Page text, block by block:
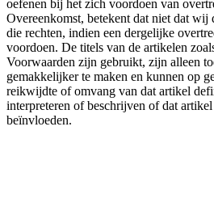
oefenen bij het zich voordoen van
Overeenkomst, betekent dat niet dat wij
die rechten, indien een dergelijke
voordoen. De titels van de artikelen
Voorwaarden zijn gebruikt, zijn alleen
gemakkelijker te maken en kunnen op
reikwijdte of omvang van dat artikel
interpreteren of beschrijven of dat
beïnvloeden.